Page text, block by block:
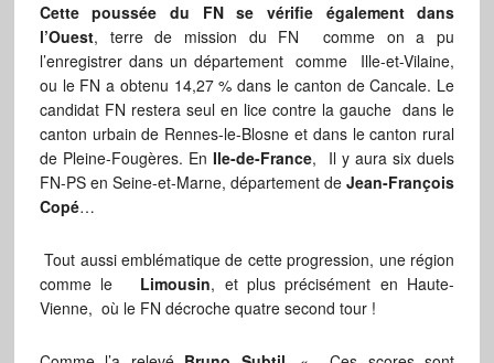
Cette poussée du FN se vérifie également dans
l’Ouest, terre de mission du FN comme on a pu
l’enregistrer dans un département comme Ille-et-Vilaine,
ou le FN a obtenu 14,27 % dans le canton de Cancale. Le
candidat FN restera seul en lice contre la gauche dans le
canton urbain de Rennes-le-Blosne et dans le canton rural
de Pleine-Fougères. EnIle-de-France, Il y aura six duels
FN-PS en Seine-et-Marne, département deJean-François
Copé…
Tout aussi emblématique de cette progression, une région
comme le Limousin, et plus précisément en Haute-
Vienne, où le FN décroche quatre second tour !